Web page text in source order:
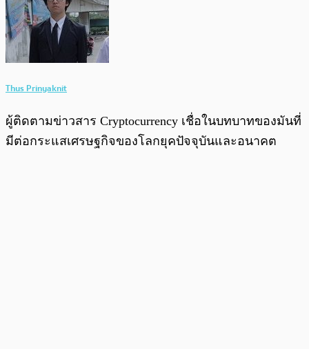
Thus Prinyaknit
ผู้ติดตามข่าวสาร Cryptocurrency เชื่อในบทบาทของมันที่
มีต่อกระแสเศรษฐกิจของโลกยุคปัจจุบันและอนาคต